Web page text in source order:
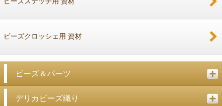
ビーズクロッシェ用 資材
ビーズ＆パーツ
デリカビーズ織り